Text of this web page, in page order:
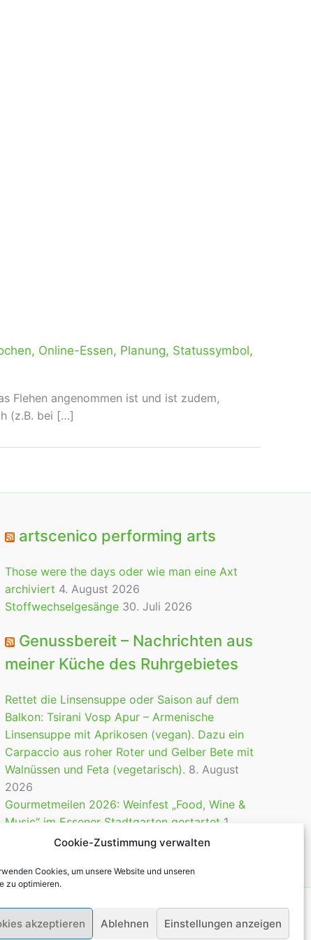
Cookie-Zustimmung verwalten
Cookies, um unsere Website und unseren
zu optimieren.
akzeptieren Ablehnen Einstellungen anzeigen
, Online-Essen, Planung, Statussymbol,
Flehen angenommen ist und ist zudem,
(z.B. bei […]
artscenico performing arts
Those were the days oder wie man eine Axt
archiviert 4. August 2026
Stoffwechselgesänge 30. Juli 2026
Genussbereit – Nachrichten aus
meiner Küche des Ruhrgebietes
Rettet die Linsensuppe oder Saison auf dem
Balkon: Tsirani Vosp Apur – Armenische
Linsensuppe mit Aprikosen (vegan). Dazu ein
Carpaccio aus roher Roter und Gelber Bete mit
Walnüssen und Feta (vegetarisch). 8. August
2026
Gourmetmeilen 2026: Weinfest „Food, Wine &
Music“ im Essener Stadtgarten gestartet 1.
August 2026